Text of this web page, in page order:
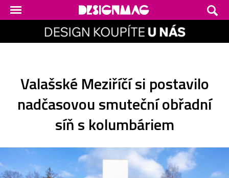
Valašské Meziříčí si postavilo
nadčasovou smuteční obřadní
síň s kolumbáriem